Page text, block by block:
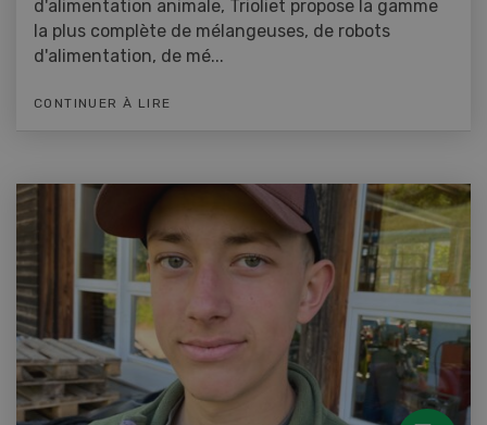
d'alimentation animale, Trioliet propose la gamme
la plus complète de mélangeuses, de robots
d'alimentation, de mé...
CONTINUER À LIRE